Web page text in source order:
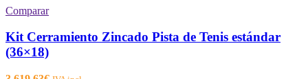
Comparar
Kit Cerramiento Zincado Pista de Tenis estándar
(36×18)